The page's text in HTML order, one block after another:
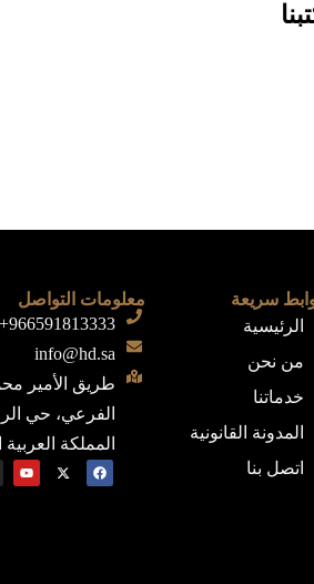
سريعة
الرئيسية
من نحن
خدماتنا
المدونة القانونية
اتصل بنا
معلومات التواصل
966591813333+
info@hd.sa
طريق الأمير
المملكة